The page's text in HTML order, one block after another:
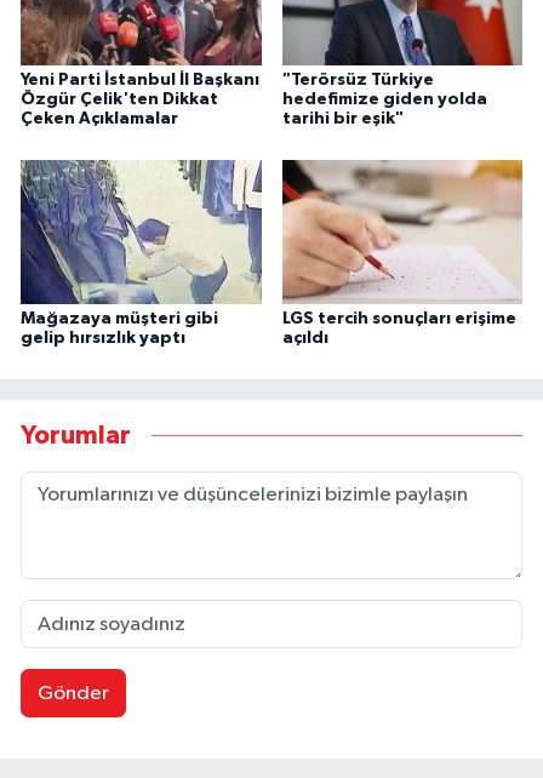
Yeni Parti İstanbul İl Başkanı
Özgür Çelik'ten Dikkat
Çeken Açıklamalar
"Terörsüz Türkiye
hedefimize giden yolda
tarihi bir eşik"
Mağazaya müşteri gibi
gelip hırsızlık yaptı
LGS tercih sonuçları erişime
açıldı
Yorumlar
Gönder